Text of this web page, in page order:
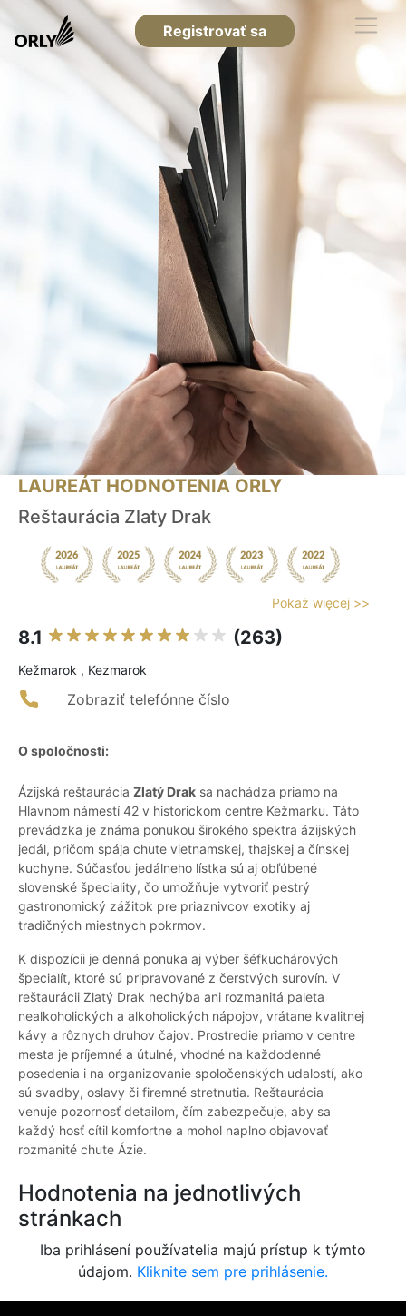
Registrovať sa
LAUREÁT HODNOTENIA ORLY
Reštaurácia Zlaty Drak
Pokaż więcej >>
8.1 (263)
Kežmarok , Kezmarok
Zobraziť telefónne číslo
O spoločnosti:
Ázijská reštaurácia Zlatý Drak sa nachádza priamo na
Hlavnom námestí 42 v historickom centre Kežmarku. Táto
prevádzka je známa ponukou širokého spektra ázijských
jedál, pričom spája chute vietnamskej, thajskej a čínskej
kuchyne. Súčasťou jedálneho lístka sú aj obľúbené
slovenské špeciality, čo umožňuje vytvoriť pestrý
gastronomický zážitok pre priaznivcov exotiky aj
tradičných miestnych pokrmov.
K dispozícii je denná ponuka aj výber šéfkuchárových
špecialít, ktoré sú pripravované z čerstvých surovín. V
reštaurácii Zlatý Drak nechýba ani rozmanitá paleta
nealkoholických a alkoholických nápojov, vrátane kvalitnej
kávy a rôznych druhov čajov. Prostredie priamo v centre
mesta je príjemné a útulné, vhodné na každodenné
posedenia i na organizovanie spoločenských udalostí, ako
sú svadby, oslavy či firemné stretnutia. Reštaurácia
venuje pozornosť detailom, čím zabezpečuje, aby sa
každý hosť cítil komfortne a mohol naplno objavovať
rozmanité chute Ázie.
Hodnotenia na jednotlivých
stránkach
Iba prihlásení používatelia majú prístup k týmto
údajom. Kliknite sem pre prihlásenie.